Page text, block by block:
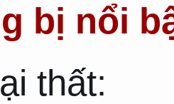
bị nổi
thất: